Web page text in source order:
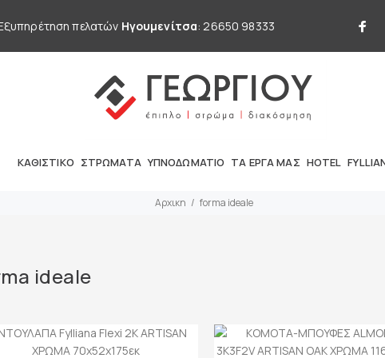
πελατών Ηγουμενίτσα: 26650 98333
ΚΑΘΙΣΤΙΚΟ ΣΤΡΩΜΑΤΑ ΥΠΝΟΔΩΜΑΤΙΟ ΤΑ ΕΡΓΑ ΜΑΣ HOTEL
Αρχικη forma ideale
ideale